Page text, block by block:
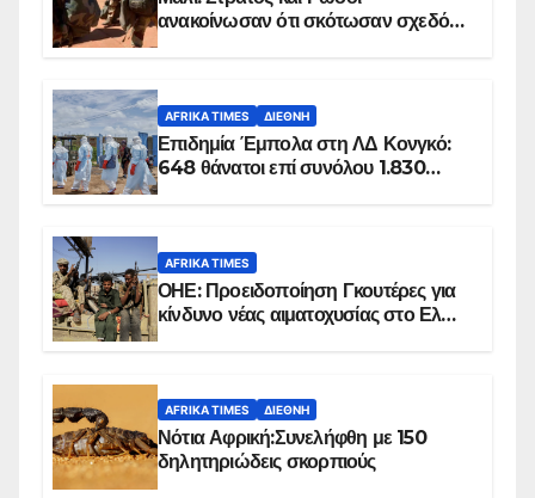
ανακοίνωσαν ότι σκότωσαν σχεδόν
AFRIKA TIMES ΔΙΕΘΝΉ
Επιδημία Έμπολα στη ΛΔ Κονγκό:
648 θάνατοι επί συνόλου 1.830
AFRIKA TIMES
ΟΗΕ: Προειδοποίηση Γκουτέρες για
κίνδυνο νέας αιματοχυσίας στο Ελ
AFRIKA TIMES ΔΙΕΘΝΉ
Νότια Αφρική:Συνελήφθη με 150
δηλητηριώδεις σκορπιούς